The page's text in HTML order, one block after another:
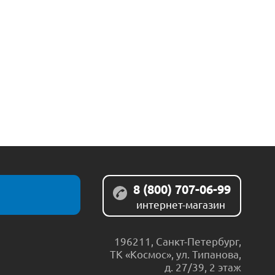
8 (800) 707-06-99
интернет-магазин
196211 Санкт-Петербург,
ТК «Космос», ул. Типанова,
д. 27/39, 2 этаж